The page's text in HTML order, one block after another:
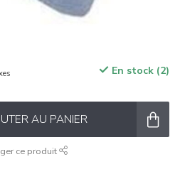
En stock (2)
AU PANIER
ce produit